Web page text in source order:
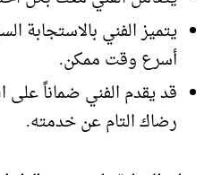
يتميز الفني بالاستجابة
أسرع وقت ممكن.
قد يقدم الفني ضماناً على
رضاك التام عن خدمته.